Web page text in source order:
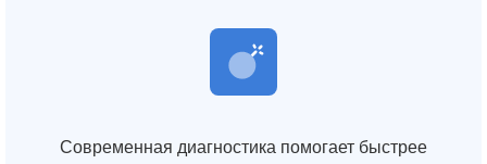
Современная диагностика помогает быстрее